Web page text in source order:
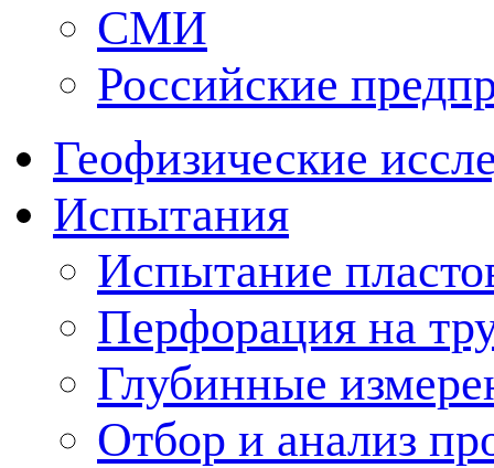
СМИ
Российские
Геофизические
Испытания
Испытание
Перфорация на
Глубинные
Отбор и анализ